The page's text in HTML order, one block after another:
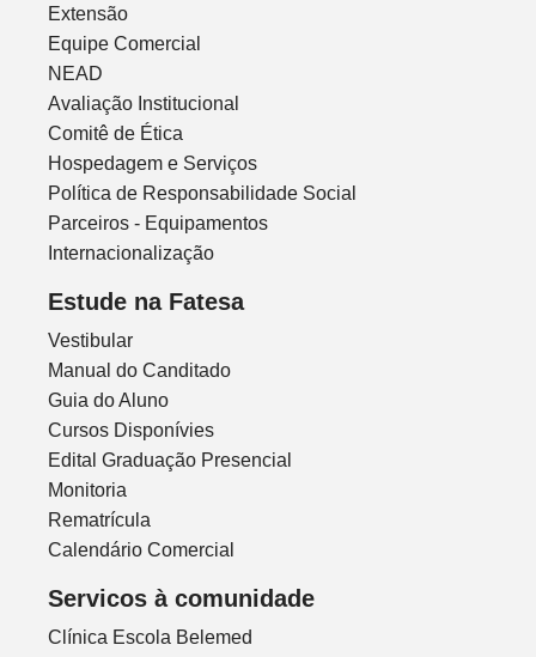
Extensão
Equipe Comercial
NEAD
Avaliação Institucional
Comitê de Ética
Hospedagem e Serviços
Política de Responsabilidade Social
Parceiros - Equipamentos
Internacionalização
Estude na Fatesa
Vestibular
Manual do Canditado
Guia do Aluno
Cursos Disponívies
Edital Graduação Presencial
Monitoria
Rematrícula
Calendário Comercial
Servicos à comunidade
Clínica Escola Belemed